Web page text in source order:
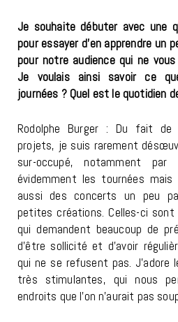
Je souhaite débuter avec une
pour essayer d’en apprendre un
pour notre audience qui ne
Je voulais ainsi savoir ce
journées ? Quel est le quotidien
Rodolphe Burger : Du fait de
projets, je suis rarement
sur-occupé, notamment
évidemment les tournées
aussi des concerts un peu
petites créations. Celles-ci
qui demandent beaucoup de
d’être sollicité et d’avoir
qui ne se refusent pas. J’adore
très stimulantes, qui nous
endroits que l’on n’aurait pas